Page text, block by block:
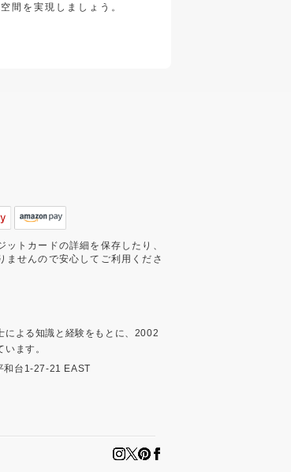
間を実現しましょう。
トカードの詳細を保存したり、
ませんので安心してご利用くださ
による知識と経験をもとに、2002
ます。
和台1-27-21 EAST